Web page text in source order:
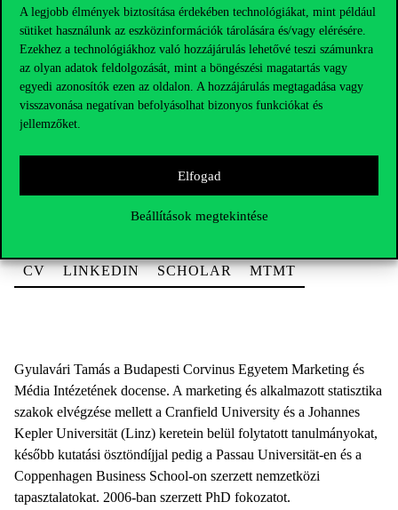
A legjobb élmények biztosítása érdekében technológiákat, mint például
sütiket használunk az eszközinformációk tárolására és/vagy elérésére.
Ezekhez a technológiákhoz való hozzájárulás lehetővé teszi számunkra
az olyan adatok feldolgozását, mint a böngészési magatartás vagy
egyedi azonosítók ezen az oldalon. A hozzájárulás megtagadása vagy
visszavonása negatívan befolyásolhat bizonyos funkciókat és
jellemzőket.
Elfogad
Beállítások megtekintése
Dr. Gyulavári Tamás
tamas.gyulavari@uni-corvinus.hu
+36 1 482 5410 • Mellék: 5410
E épület, 357
Kommunikációtudományi Intézet / Interkulturális
CV LINKEDIN SCHOLAR MTMT
Gyulavári Tamás a Budapesti Corvinus Egyetem Marketing és
Média Intézetének docense. A marketing és alkalmazott statisztika
szakok elvégzése mellett a Cranfield University és a Johannes
Kepler Universität (Linz) keretein belül folytatott tanulmányokat,
később kutatási ösztöndíjjal pedig a Passau Universität-en és a
Coppenhagen Business School-on szerzett nemzetközi
tapasztalatokat. 2006-ban szerzett PhD fokozatot.